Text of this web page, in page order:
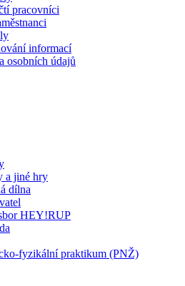
pracovníci
informací
osobních údajů
a jiné hry
dílna
HEY!RUP
fyzikální praktikum (PNŽ)